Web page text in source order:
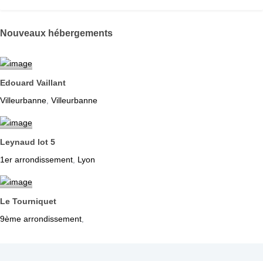
Nouveaux hébergements
Edouard Vaillant
Villeurbanne, Villeurbanne
Leynaud lot 5
1er arrondissement, Lyon
Le Tourniquet
9ème arrondissement,